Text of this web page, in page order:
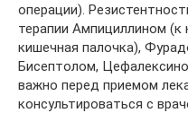
операции).
терапии Ампициллином (к
кишечная палочка),
Бисептолом,
важно перед приемом
консультироваться с